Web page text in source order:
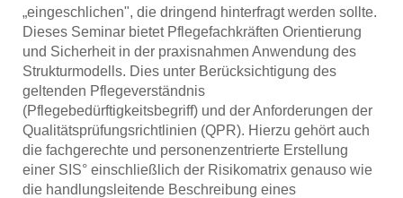
„eingeschlichen", die dringend hinterfragt werden sollte.
Dieses Seminar bietet Pflegefachkräften Orientierung
und Sicherheit in der praxisnahmen Anwendung des
Strukturmodells. Dies unter Berücksichtigung des
geltenden Pflegeverständnis
(Pflegebedürftigkeitsbegriff) und der Anforderungen der
Qualitätsprüfungsrichtlinien (QPR). Hierzu gehört auch
die fachgerechte und personenzentrierte Erstellung
einer SIS° einschließlich der Risikomatrix genauso wie
die handlungsleitende Beschreibung eines